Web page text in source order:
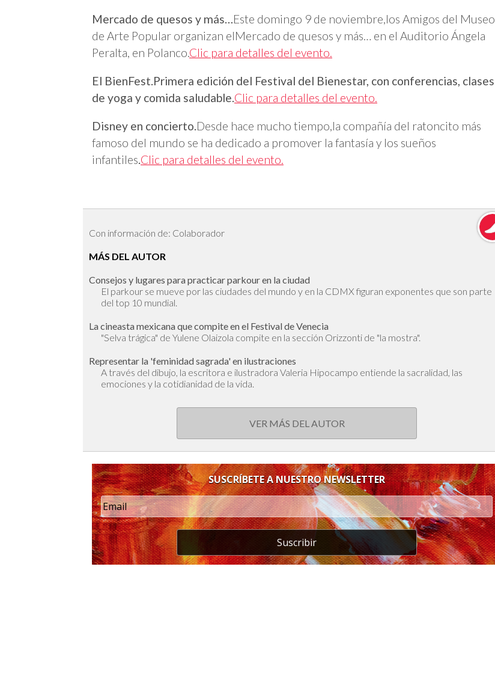
Mercado de quesos y más…Este domingo 9 de noviembre,los Amigos del Museo
de Arte Popular organizan elMercado de quesos y más… en el Auditorio Ángela
Peralta, en Polanco.Clic para detalles del evento.
El BienFest.Primera edición del Festival del Bienestar, con conferencias, clases
de yoga y comida saludable.Clic para detalles del evento.
Disney en concierto.Desde hace mucho tiempo,la compañía del ratoncito más
famoso del mundo se ha dedicado a promover la fantasía y los sueños
infantiles.Clic para detalles del evento.
Con información de: Colaborador
MÁS DEL AUTOR
Consejos y lugares para practicar parkour en la ciudad
El parkour se mueve por las ciudades del mundo y en la CDMX figuran exponentes que son parte
del top 10 mundial.
La cineasta mexicana que compite en el Festival de Venecia
"Selva trágica" de Yulene Olaizola compite en la sección Orizzonti de "la mostra".
Representar la 'feminidad sagrada' en ilustraciones
A través del dibujo, la escritora e ilustradora Valeria Hipocampo entiende la sacralidad, las
emociones y la cotidianidad de la vida.
VER MÁS DEL AUTOR
SUSCRÍBETE A NUESTRO NEWSLETTER
Suscribir